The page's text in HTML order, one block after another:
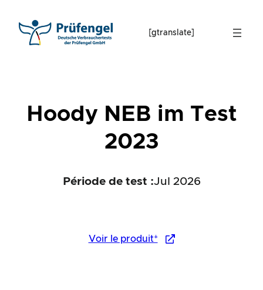
content
[gtranslate]
Hoody NEB im Test
2023
Période de test :Jul 2026
Voir le produit*